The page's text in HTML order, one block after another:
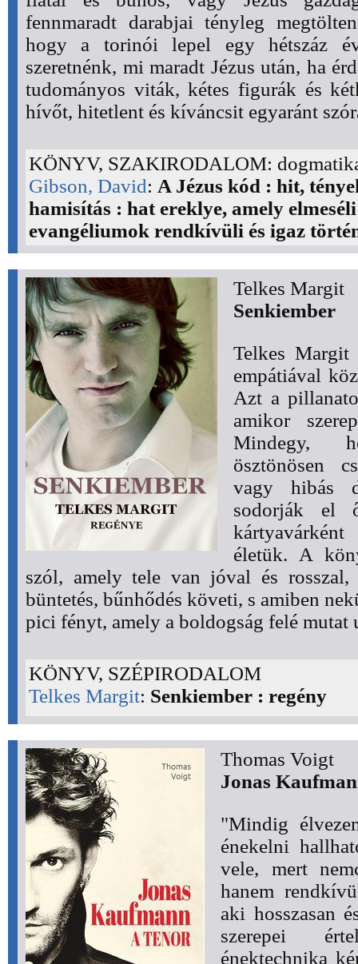
fennmaradt darabjai tényleg
hogy a torinói lepel egy hétszáz
szeretnénk, mi maradt Jézus után, ha
tudományos viták, kétes figurák és
hívőt, hitetlent és kíváncsit egyaránt
KÖNYV, SZAKIRODALOM:
Gibson, David: A Jézus kód : hit,
hamisítás : hat ereklye, amely
evangéliumok rendkívüli és igaz
Telkes Margit
Senkiember
Telkes Margit
empátiával
Azt a
amikor
Mindegy,
ösztönösen
vagy hibás
sodorják el
életük. A
szól, amely tele van jóval és
büntetés, bűnhődés követi, s amiben
pici fényt, amely a boldogság felé mutat
KÖNYV, SZÉPIRODALOM
Telkes Margit: Senkiember : regény
Thomas Voigt
Jonas
"Mindig
énekelni
vele, mert
hanem
aki hosszasan
szerepei
énektechnika